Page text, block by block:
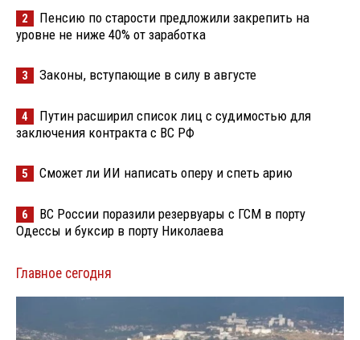
2
Пенсию по старости предложили закрепить на
уровне не ниже 40% от заработка
3 Законы, вступающие в силу в августе
4
Путин расширил список лиц с судимостью для
заключения контракта с ВС РФ
5 Сможет ли ИИ написать оперу и спеть арию
6
ВС России поразили резервуары с ГСМ в порту
Одессы и буксир в порту Николаева
Главное сегодня